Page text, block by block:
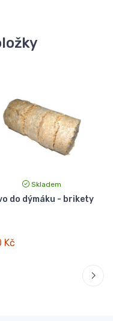
Skladem
do dýmáku - brikety
Kč